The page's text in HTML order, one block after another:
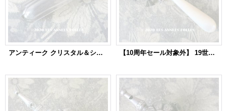
アンティーク クリスタル＆シルバー製 携帯用 シルバー製 パフュームボトル ロカイユ装飾 【10周年セール対象外】 19世紀 ナポレオン3世時代 アンティーク ラトル シルバー製 花かご＆6つの鈴